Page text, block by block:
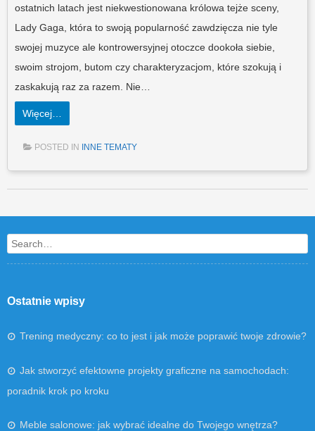
ostatnich latach jest niekwestionowana królowa tejże sceny,
Lady Gaga, która to swoją popularność zawdzięcza nie tyle
swojej muzyce ale kontrowersyjnej otoczce dookoła siebie,
swoim strojom, butom czy charakteryzacjom, które szokują i
zaskakują raz za razem. Nie…
Więcej…
POSTED IN INNE TEMATY
Post navigation
Search
Ostatnie wpisy
Trening medyczny: co to jest i jak może poprawić twoje zdrowie?
Jak stworzyć efektowne projekty graficzne na samochodach:
poradnik krok po kroku
Meble salonowe: jak wybrać idealne do Twojego wnętrza?